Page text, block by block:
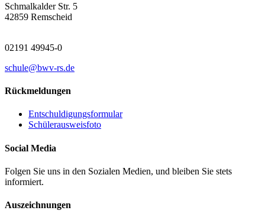
Schmalkalder Str. 5
42859 Remscheid
02191 49945-0
schule@bwv-rs.de
Rückmeldungen
Entschuldigungsformular
Schülerausweisfoto
Social Media
Folgen Sie uns in den Sozialen Medien, und bleiben Sie stets
informiert.
Auszeichnungen